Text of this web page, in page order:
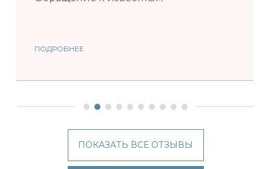
ПОДРОБНЕЕ
ПОКАЗАТЬ ВСЕ ОТЗЫВЫ